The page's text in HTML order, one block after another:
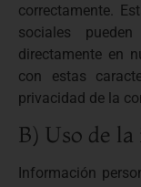
correctamente.
sociales
directamente en
con estas
privacidad de la
B) Uso de
Información